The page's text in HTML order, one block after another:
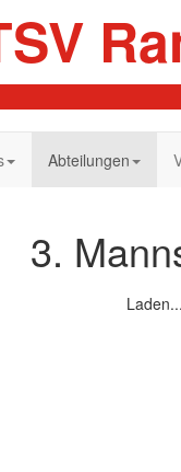
Abteilungen
3.
Laden...